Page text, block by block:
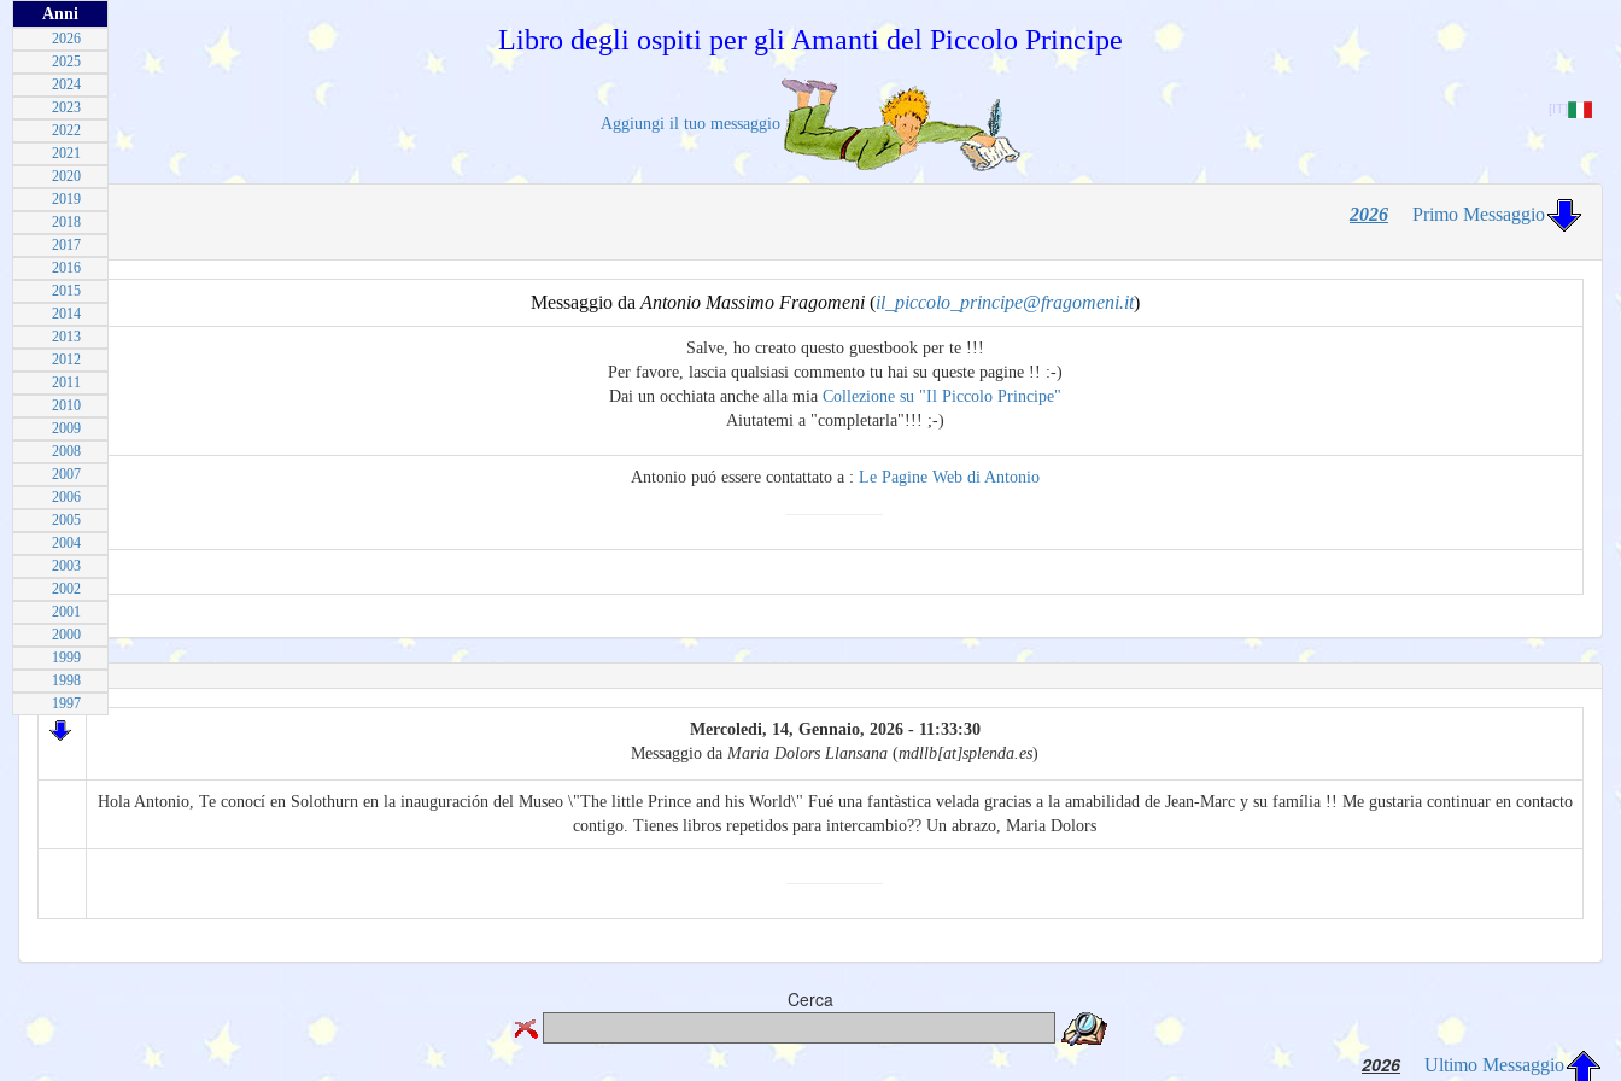
[IT]
Libro degli ospiti per gli Amanti del Piccolo Principe
Aggiungi il tuo messaggio
Anni
2026
2025
2024
2023
2022
2021
2020
2019
2018
2017
2016
2015
2014
2013
2012
2011
2010
2009
2008
2007
2006
2005
2004
2003
2002
2001
2000
1999
1998
1997
2026 Primo Messaggio
Messaggio da Antonio Massimo Fragomeni(il_piccolo_principe@fragomeni.it)
Salve, ho creato questo guestbook per te !!!
Per favore, lascia qualsiasi commento tu hai su queste pagine !! :-)
Dai un occhiata anche alla mia Collezione su "Il Piccolo Principe"
Aiutatemi a "completarla"!!! ;-)
Antonio puó essere contattato a : Le Pagine Web di Antonio
Mercoledi, 14, Gennaio, 2026 - 11:33:30
Messaggio da Maria Dolors Llansana (mdllb[at]splenda.es)
Hola Antonio, Te conocí en Solothurn en la inauguración del Museo \"The little Prince and his World\" Fué una fantàstica velada gracias a la amabilidad de Jean-Marc y su família !! Me gustaria continuar en contacto
contigo. Tienes libros repetidos para intercambio?? Un abrazo, Maria Dolors
Cerca
2026 Ultimo Messaggio